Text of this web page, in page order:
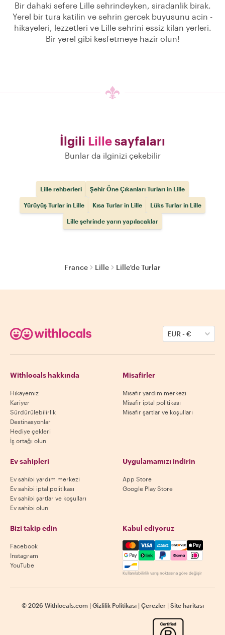
Bir dahaki sefere Lille sehrindeyken, siradanlik birak.
Yerel bir tura katilin ve sehrin gercek buyusunu acin -
hikayeleri, lezzetleri ve Lille sehrini essiz kilan yerleri.
Bir yerel gibi kesfetmeye hazir olun!
İlgili Lillesayfaları
Bunlar da ilginizi çekebilir
Lille rehberleri Şehir Öne Çıkanları Turları in Lille
Yürüyüş Turlar in Lille Kısa Turlar in Lille Lüks Turlar in Lille
Lille şehrinde yarın yapılacaklar
France Lille Lille'de Turlar
EUR-€
Withlocals hakkında
Hikayemiz
Kariyer
Sürdürülebilirlik
Destinasyonlar
Hediye çekleri
İş ortağı olun
Misafirler
Misafir yardım merkezi
Misafir iptal politikası
Misafir şartlar ve koşulları
Ev sahipleri
Ev sahibi yardım merkezi
Ev sahibi iptal politikası
Ev sahibi şartlar ve koşulları
Ev sahibi olun
Uygulamamızı indirin
App Store
Google Play Store
Bizi takip edin
Facebook
Instagram
YouTube
Kabul ediyoruz
Mastercard, Visa, Amex,
Kullanılabilirlik varış noktasına göre değişir
© 2026 Withlocals.com | Gizlilik Politikası | Çerezler | Site haritası